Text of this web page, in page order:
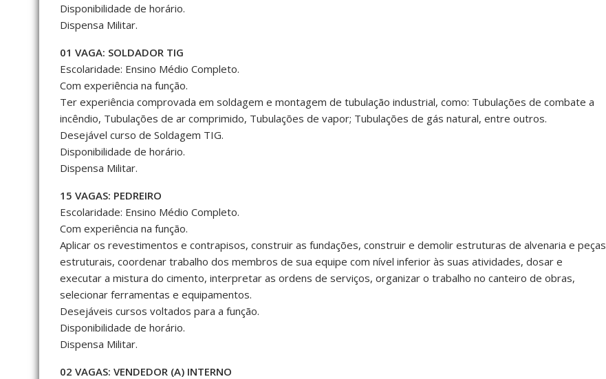
Disponibilidade de horário.
Dispensa Militar.
01 VAGA: SOLDADOR TIG
Escolaridade: Ensino Médio Completo.
Com experiência na função.
Ter experiência comprovada em soldagem e montagem de tubulação industrial, como: Tubulações de combate a
incêndio, Tubulações de ar comprimido, Tubulações de vapor; Tubulações de gás natural, entre outros.
Desejável curso de Soldagem TIG.
Disponibilidade de horário.
Dispensa Militar.
15 VAGAS: PEDREIRO
Escolaridade: Ensino Médio Completo.
Com experiência na função.
Aplicar os revestimentos e contrapisos, construir as fundações, construir e demolir estruturas de alvenaria e peças
estruturais, coordenar trabalho dos membros de sua equipe com nível inferior às suas atividades, dosar e
executar a mistura do cimento, interpretar as ordens de serviços, organizar o trabalho no canteiro de obras,
selecionar ferramentas e equipamentos.
Desejáveis cursos voltados para a função.
Disponibilidade de horário.
Dispensa Militar.
02 VAGAS: VENDEDOR (A) INTERNO